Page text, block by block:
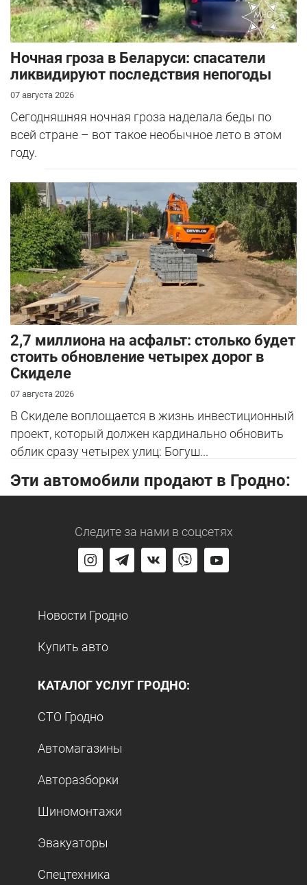
Ночная гроза в Беларуси: спасатели
ликвидируют последствия непогоды
07 августа 2026
Сегодняшняя ночная гроза наделала беды по
всей стране – вот такое необычное лето в этом
году.
2,7 миллиона на асфальт: столько будет
стоить обновление четырех дорог в
Скиделе
07 августа 2026
В Скиделе воплощается в жизнь инвестиционный
проект, который должен кардинально обновить
облик сразу четырех улиц: Богуш...
Эти автомобили продают в Гродно:
Следите за нами в соцсетях
Новости Гродно
Купить авто
КАТАЛОГ УСЛУГ ГРОДНО:
СТО Гродно
Автомагазины
Авторазборки
Шиномонтажи
Эвакуаторы
Спецтехника